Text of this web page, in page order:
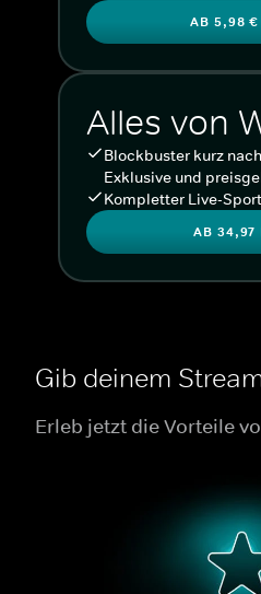
AB 5,98
Alles von
Blockbuster kurz
Exklusive und
Kompletter Live-
AB 34,97
Gib deinem
Erleb jetzt die Vorteile